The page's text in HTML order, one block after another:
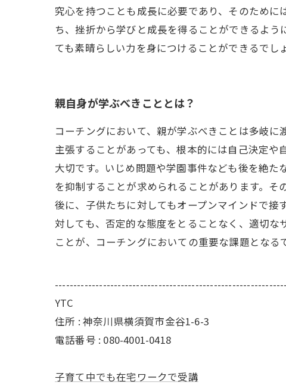
究心を持つことも成長に必要であり、そのため
ち、挫折から学びと成長を得ることができるよ
ても素晴らしい力を身につけることができるでし
親自身が学ぶべきこととは？
コーチングにおいて、親が学ぶべきことは多岐
主張することがあっても、根本的には自己決定
大切です。いじめ問題や学園事件なども後を絶
を抑制することが求められることがあります。
後に、子供たちに対してもオープンマインドで
対しても、否定的な態度をとることなく、適切
ことが、コーチングにおいての重要な課題となる
YTC
住所 : 神奈川県横須賀市金谷1-6-3
電話番号 : 080-4001-0418
子育て中でも在宅ワークで受講